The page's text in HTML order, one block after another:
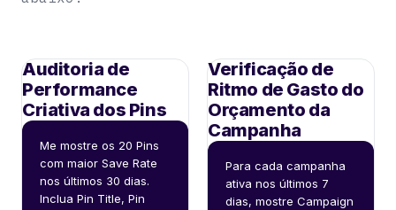
Auditoria de
Performance
Criativa dos Pins
Me mostre os 20 Pins
com maior Save Rate
nos últimos 30 dias.
Inclua Pin Title, Pin
Verificação de
Ritmo de Gasto do
Orçamento da
Campanha
Para cada campanha
ativa nos últimos 7
dias, mostre Campaign